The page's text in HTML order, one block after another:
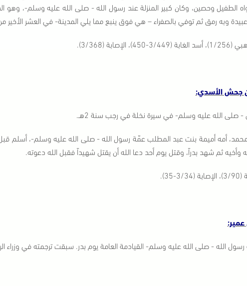
الطفيل وحصين، وكان كبير المنزلة عند رسول الله - صلى الله عليه وسلم-، وهو
وبه رمق ثم توفي بالصفراء – هي فوق ينبع مما يلي المدينة- في العشر الأخير من
الإصابة (3/368).
جحش الأسدي:
- صلى الله عليه وسلم- في سيرة نخلة في رجب سنة 2هـ.
محمد، أمه أميمة بنت عبد المطلب عمّة رسول الله - صلى الله عليه وسلم-، أسلم
وأخيه ثم شهد بدراً، وقتل يوم أحد دعا الله أن يقتل شهيداً فقبل الله دعوته.
35).
رسول الله - صلى الله عليه وسلم- القيادمة العامة يوم بدر. سبقت ترجمته في